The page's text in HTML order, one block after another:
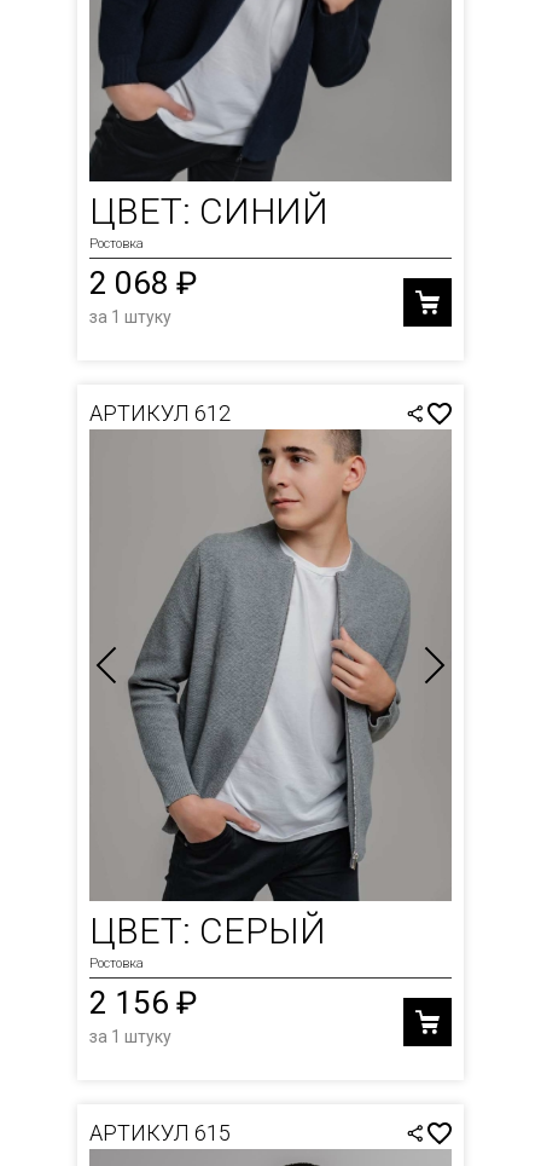
ЦВЕТ: СИНИЙ
Ростовка
2 068 ₽
за 1 штуку
АРТИКУЛ 612
ЦВЕТ: СЕРЫЙ
Ростовка
2 156 ₽
за 1 штуку
АРТИКУЛ 615